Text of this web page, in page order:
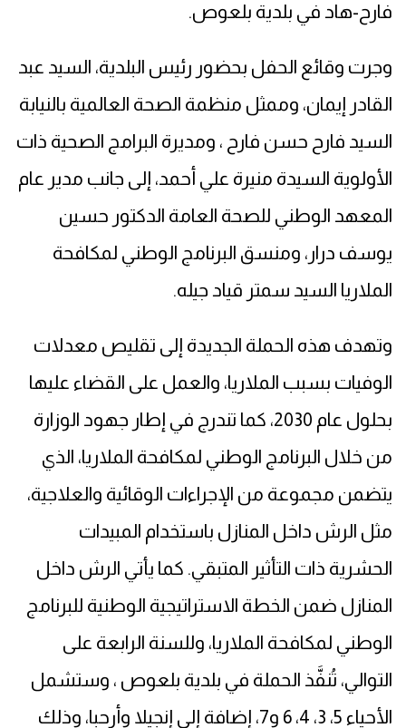
فارح-هاد في بلدية بلعوص.
وجرت وقائع الحفل بحضور رئيس البلدية، السيد عبد
القادر إيمان، وممثل منظمة الصحة العالمية بالنيابة
السيد فارح حسن فارح ، ومديرة البرامج الصحية ذات
الأولوية السيدة منيرة علي أحمد، إلى جانب مدير عام
المعهد الوطني للصحة العامة الدكتور حسين
يوسف درار، ومنسق البرنامج الوطني لمكافحة
الملاريا السيد سمتر قياد جيله.
وتهدف هذه الحملة الجديدة إلى تقليص معدلات
الوفيات بسبب الملاريا، والعمل على القضاء عليها
بحلول عام 2030، كما تندرج في إطار جهود الوزارة
من خلال البرنامج الوطني لمكافحة الملاريا، الذي
يتضمن مجموعة من الإجراءات الوقائية والعلاجية،
مثل الرش داخل المنازل باستخدام المبيدات
الحشرية ذات التأثير المتبقي. كما يأتي الرش داخل
المنازل ضمن الخطة الاستراتيجية الوطنية للبرنامج
الوطني لمكافحة الملاريا، وللسنة الرابعة على
التوالي، تُنفَّذ الحملة في بلدية بلعوص ، وستشمل
الأحياء 5، 3، 4، 6 و7، إضافة إلى إنجيلا وأرحبا، وذلك